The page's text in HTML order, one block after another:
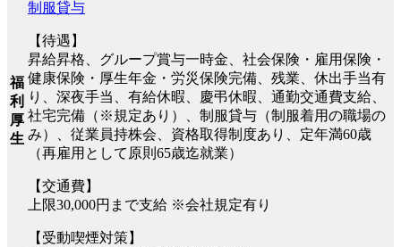
福
利
厚
生
制服貸与
【待遇】
昇給昇格、グループ賞与一時金、社会保険・雇用保険・
健康保険・厚生年金・労災保険完備、残業、休出手当有
り、深夜手当、有給休暇、慶弔休暇、通勤交通費支給、
社宅完備（※規定あり）、制服貸与（制服着用の職場の
み）、従業員持株会、資格取得制度あり、定年満60歳
（再雇用として原則65歳迄就業）
【交通費】
上限30,000円まで支給 ※会社規定有り
【受動喫煙対策】